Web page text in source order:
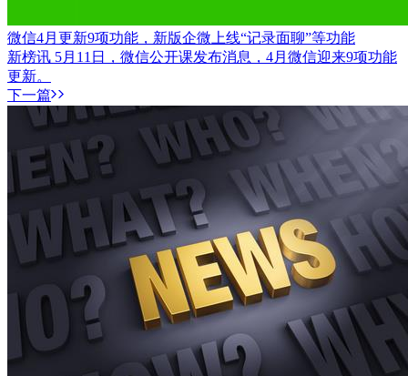
微信4月更新9项功能，新版企微上线“记录面聊”等功能
新榜讯 5月11日，微信公开课发布消息，4月微信迎来9项功能
更新。
下一篇